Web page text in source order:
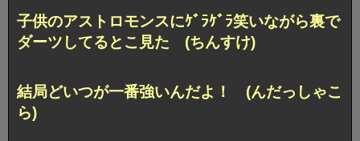
子供のアストロモンスにｹﾞﾗｹﾞﾗ笑いながら裏で
ダーツしてるとこ見た (ちんすけ)
結局どいつが一番強いんだよ！ (んだっしゃこ
ら)